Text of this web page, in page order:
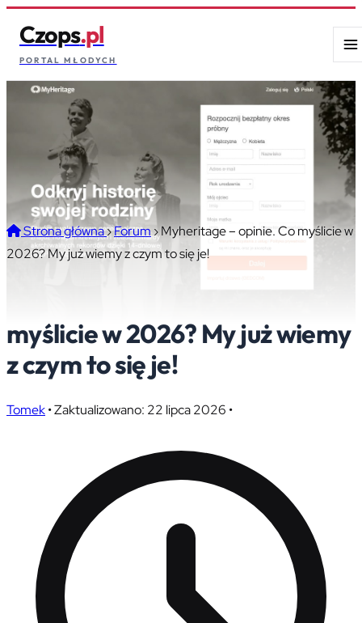
Czops.pl
PORTAL MŁODYCH
Strona główna›Forum›Myheritage – opinie. Co myślicie w
2026? My już wiemy z czym to się je!
myślicie w 2026? My już wiemy
z czym to się je!
Tomek•Zaktualizowano: 22 lipca 2026 •